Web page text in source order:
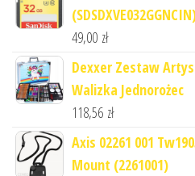
49,00 zł
Dexxer Zestaw
Walizka Jednorożec
118,56 zł
Axis 02261 001
Mount (2261001)